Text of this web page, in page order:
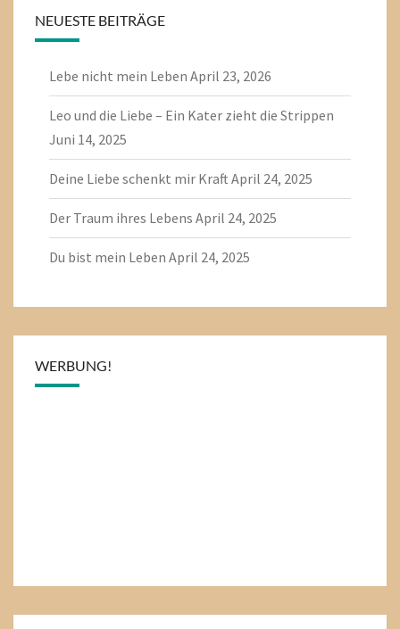
NEUESTE BEITRÄGE
Lebe nicht mein Leben April 23, 2026
Leo und die Liebe – Ein Kater zieht die Strippen
Juni 14, 2025
Deine Liebe schenkt mir Kraft April 24, 2025
Der Traum ihres Lebens April 24, 2025
Du bist mein Leben April 24, 2025
WERBUNG!